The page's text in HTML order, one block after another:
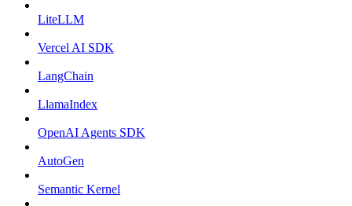
LiteLLM
Vercel AI SDK
LangChain
LlamaIndex
OpenAI Agents SDK
AutoGen
Semantic Kernel